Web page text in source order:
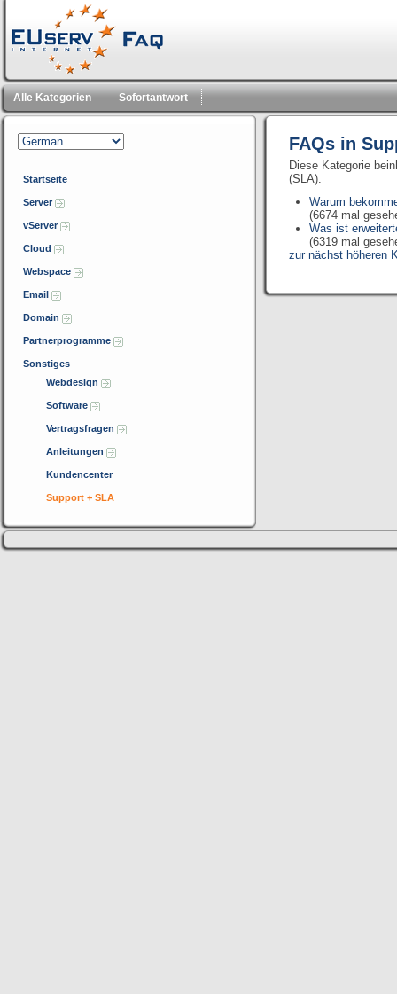
Alle Kategorien Sofortantwort
Startseite
Server
vServer
Cloud
Webspace
Email
Domain
Partnerprogramme
Sonstiges
Webdesign
Software
Vertragsfragen
Anleitungen
Kundencenter
Support + SLA
FAQs in
Diese Kategorie
(SLA).
Warum
(6674 mal
Was ist
(6319 mal
zur nächst höheren